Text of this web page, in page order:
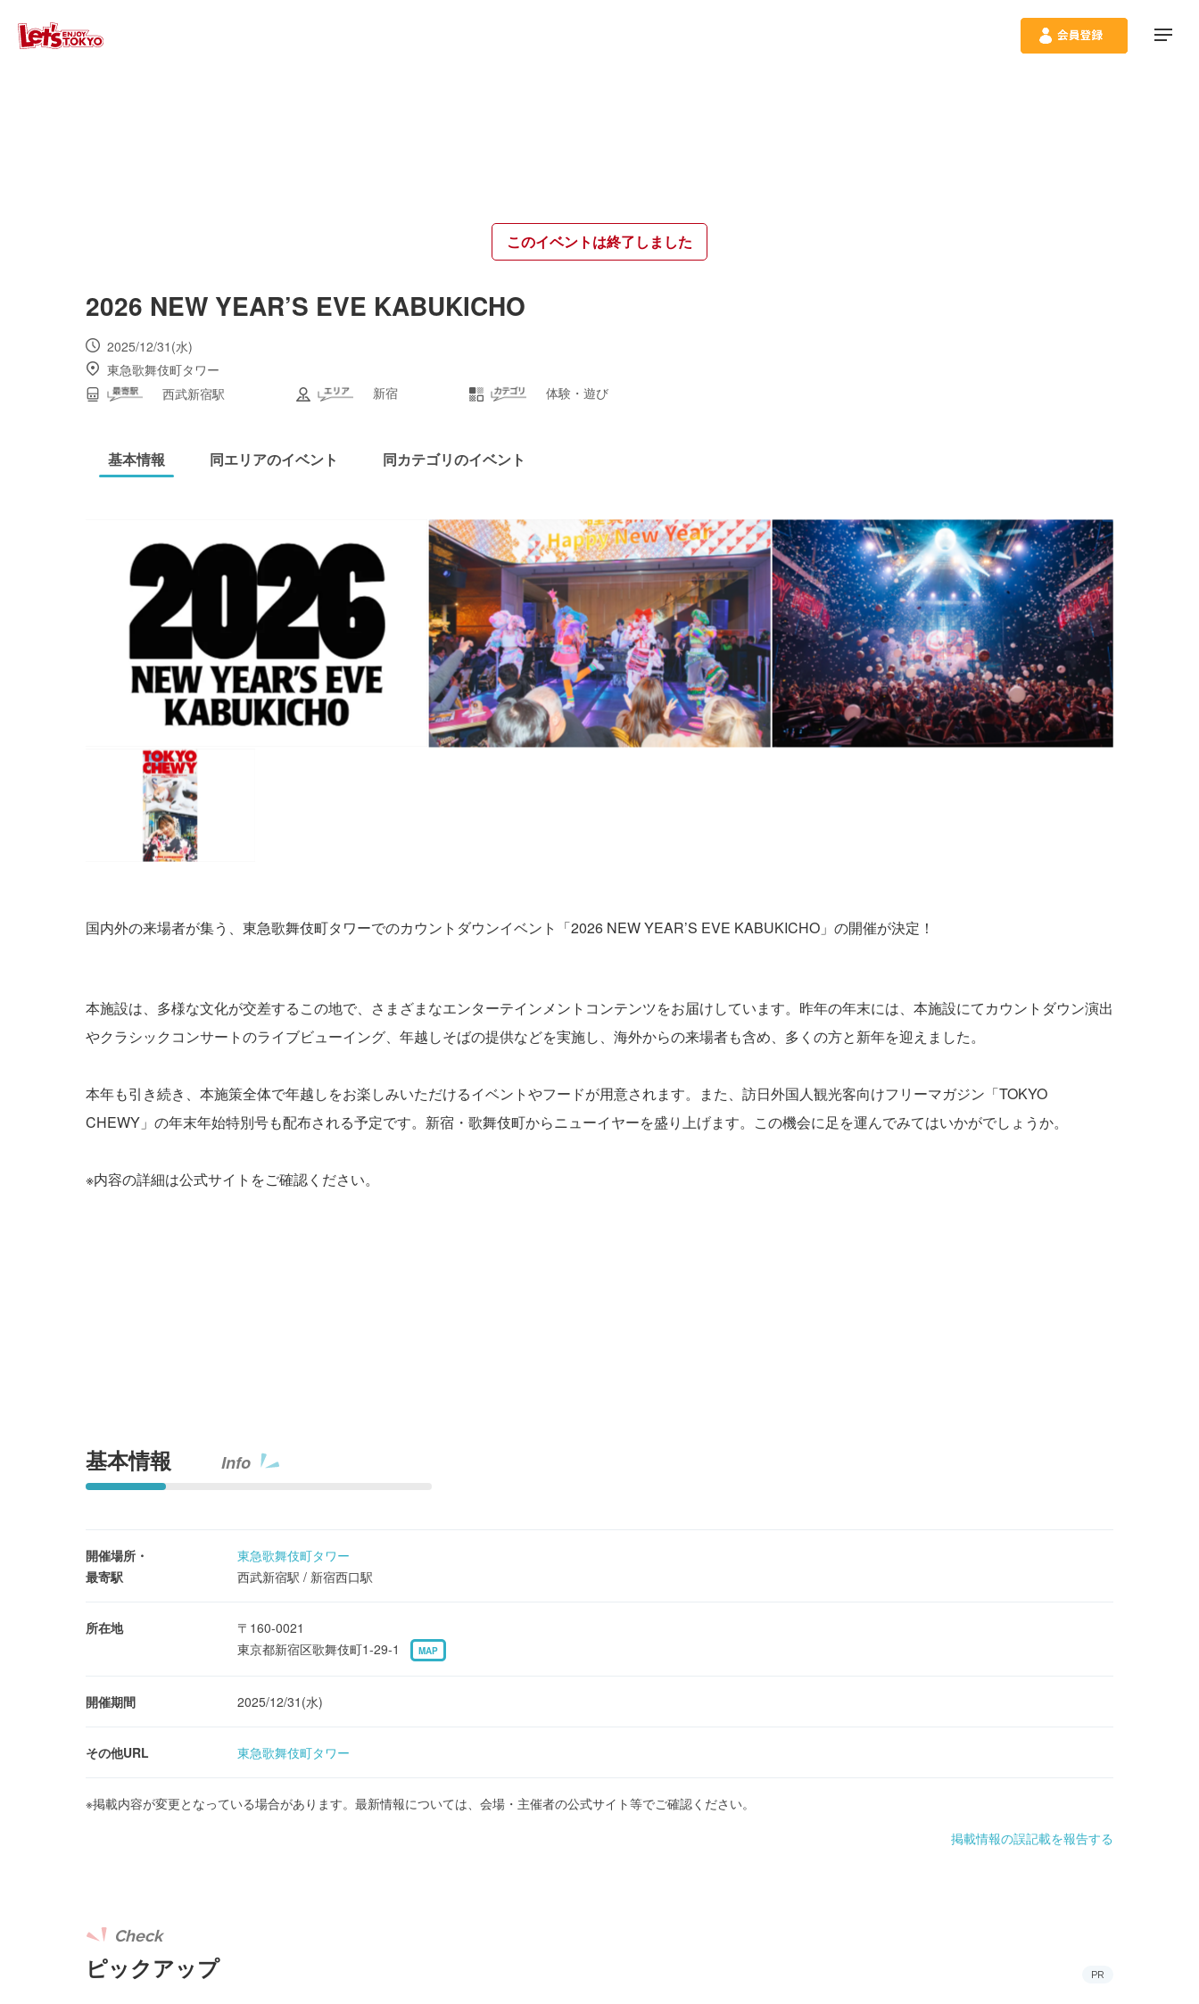
このイベントは終了しました
2026 NEW YEAR’S EVE KABUKICHO
2025/12/31(水)
東急歌舞伎町タワー
西武新宿駅
新宿 体験・遊び
基本情報 同エリアのイベント 同カテゴリのイベント
国内外の来場者が集う、東急歌舞伎町タワーでのカウントダウンイベント「2026 NEW YEAR’S EVE KABUKICHO」の開催が決定！
本施設は、多様な文化が交差するこの地で、さまざまなエンターテインメントコンテンツをお届けしています。昨年の年末には、本施設にてカウントダウン演出
やクラシックコンサートのライブビューイング、年越しそばの提供などを実施し、海外からの来場者も含め、多くの方と新年を迎えました。
本年も引き続き、本施策全体で年越しをお楽しみいただけるイベントやフードが用意されます。また、訪日外国人観光客向けフリーマガジン「TOKYO
CHEWY」の年末年始特別号も配布される予定です。新宿・歌舞伎町からニューイヤーを盛り上げます。この機会に足を運んでみてはいかがでしょうか。
※内容の詳細は公式サイトをご確認ください。
基本情報 Info
開催場所・
最寄駅
東急歌舞伎町タワー
西武新宿駅 / 新宿西口駅
所在地
〒160-0021
東京都新宿区歌舞伎町1-29-1
MAP
開催期間 2025/12/31(水)
その他URL 東急歌舞伎町タワー
※掲載内容が変更となっている場合があります。最新情報については、会場・主催者の公式サイト等でご確認ください。
掲載情報の誤記載を報告する
ピックアップ
Check
PR